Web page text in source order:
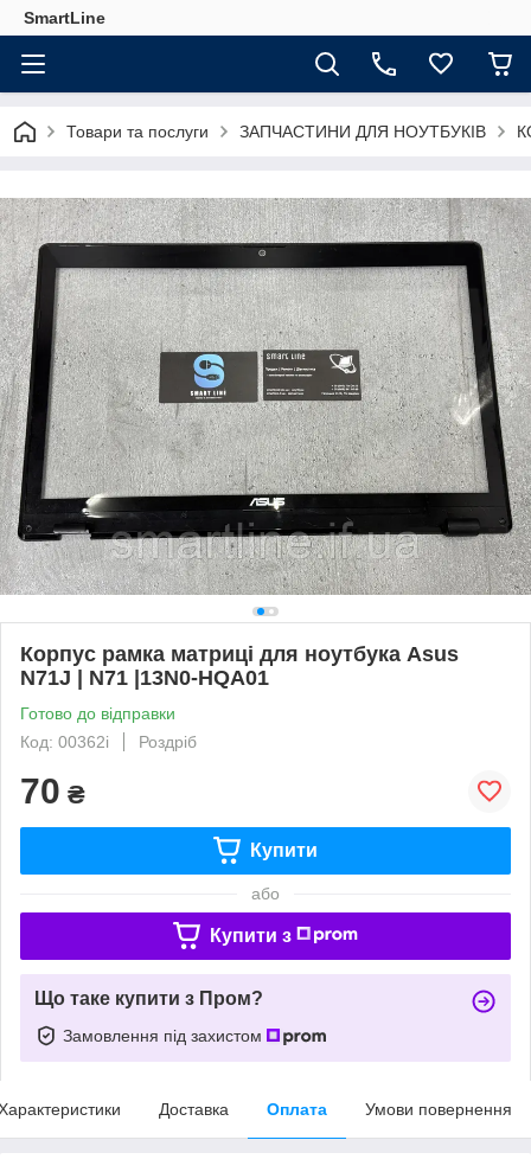
SmartLine
Товари та послуги ЗАПЧАСТИНИ ДЛЯ НОУТБУКІВ
Корпус рамка матриці для ноутбука Asus
N71J | N71 |13N0-HQA01
Готово до відправки
Код: 00362i
Роздріб
70 ₴
Купити
або
Купити з
Що таке купити з Пром?
Замовлення під захистом
Доставка Оплата Умови повернення